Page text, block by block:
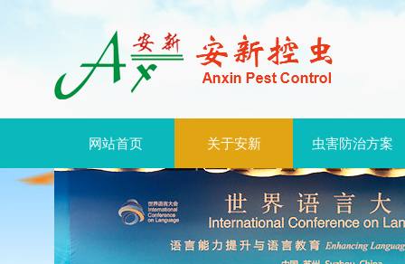
网站首页 关于安新 虫害防治方案